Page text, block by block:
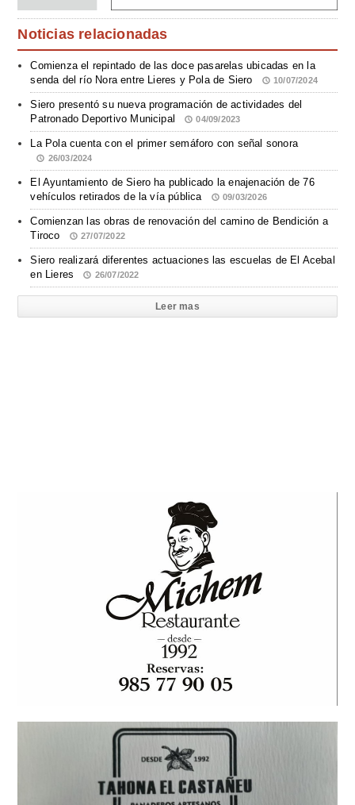
Noticias relacionadas
Comienza el repintado de las doce pasarelas ubicadas en la
senda del río Nora entre Lieres y Pola de Siero
10/07/2024
Siero presentó su nueva programación de actividades del
Patronado Deportivo Municipal
04/09/2023
La Pola cuenta con el primer semáforo con señal sonora
26/03/2024
El Ayuntamiento de Siero ha publicado la enajenación de 76
vehículos retirados de la vía pública
09/03/2026
Comienzan las obras de renovación del camino de Bendición a
Tiroco
27/07/2022
Siero realizará diferentes actuaciones las escuelas de El Acebal
en Lieres
26/07/2022
Leer mas